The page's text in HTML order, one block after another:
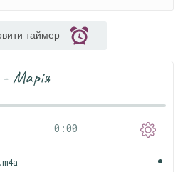
таймер
- Марія
0:00